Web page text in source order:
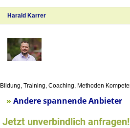
» Andere spannende Anbieter
Jetzt unverbindlich anfragen!